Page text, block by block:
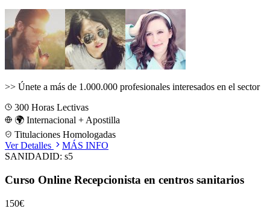
>> Únete a más de 1.000.000 profesionales interesados en el sector
300 Horas Lectivas
🌍 Internacional + Apostilla
Titulaciones Homologadas
Ver Detalles
MÁS INFO
SANIDADID: s5
Curso Online Recepcionista en centros sanitarios
150€